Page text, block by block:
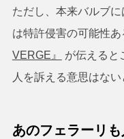
ただし、本来バルブ
は特許侵害の可能性あ
VERGE』
が伝えると
人を訴える意思はない
あのフェラーリ